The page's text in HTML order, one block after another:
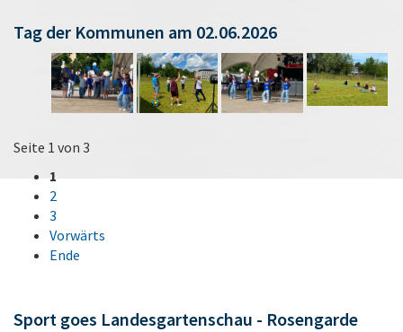
Tag der Kommunen am 02.06.2026
Seite 1 von 3
1
2
3
Vorwärts
Ende
Sport goes Landesgartenschau - Rosengarde